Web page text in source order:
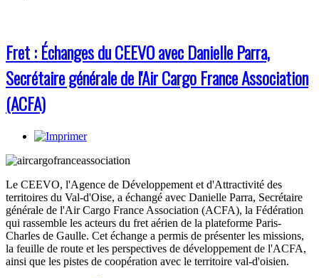
Fret : Échanges du CEEVO avec Danielle Parra,
Secrétaire générale de l'Air Cargo France Association
(ACFA)
Le CEEVO, l'Agence de Développement et d'Attractivité des
territoires du Val-d'Oise, a échangé avec Danielle Parra, Secrétaire
générale de l'Air Cargo France Association (ACFA), la Fédération
qui rassemble les acteurs du fret aérien de la plateforme Paris-
Charles de Gaulle. Cet échange a permis de présenter les missions,
la feuille de route et les perspectives de développement de l'ACFA,
ainsi que les pistes de coopération avec le territoire val-d'oisien.